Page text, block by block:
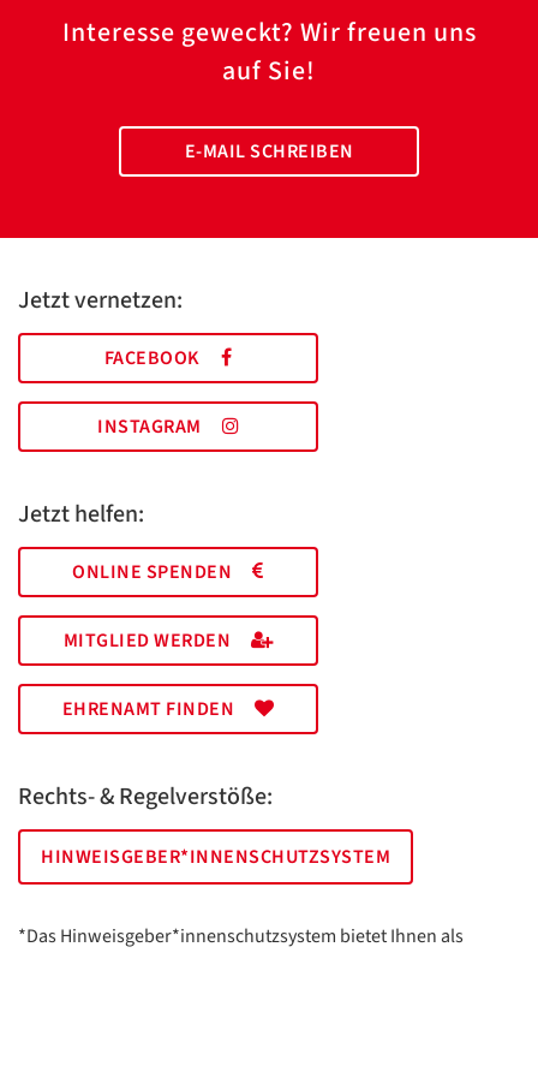
Interesse geweckt? Wir freuen uns
auf Sie!
E-MAIL SCHREIBEN
Jetzt vernetzen:
FACEBOOK
INSTAGRAM
Jetzt helfen:
ONLINE SPENDEN
MITGLIED WERDEN
EHRENAMT FINDEN
Rechts- & Regelverstöße:
HINWEISGEBER*INNENSCHUTZSYSTEM
*Das Hinweisgeber*innenschutzsystem bietet Ihnen als